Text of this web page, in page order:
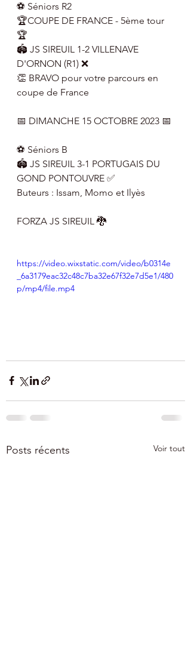
⚽️ Séniors R2
🏆COUPE DE FRANCE - 5ème tour
🏆
🏟 JS SIREUIL 1-2 VILLENAVE
D'ORNON (R1) ❌
👏 BRAVO pour votre parcours en
coupe de France
📅 DIMANCHE 15 OCTOBRE 2023 📅
⚽️ Séniors B
🏟 JS SIREUIL 3-1 PORTUGAIS DU
GOND PONTOUVRE ✅
Buteurs : Issam, Momo et Ilyès
FORZA JS SIREUIL 🐉
https://video.wixstatic.com/video/b0314e
_6a3179eac32c48c7ba32e67f32e7d5e1/480
p/mp4/file.mp4
Posts récents Voir tout